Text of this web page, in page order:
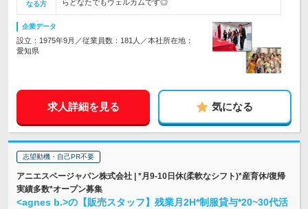
なる方
らどなたでもウェルカムです◎
企業データ
設立：1975年9月／従業員数：181人／本社所在地：
愛知県
求人詳細を見る 気になる
志望動機・自己PR不要
アニエスベージャパン株式会社 | *月9-10日休(柔軟なシフト)*産育休/復帰
実績多数*オープン募集
<agnes b.>の【販売スタッフ】残業月2H*制服貸与*20~30代活